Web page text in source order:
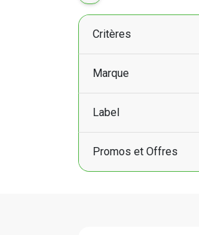
Critères
Marque
Label
Promos et Offres